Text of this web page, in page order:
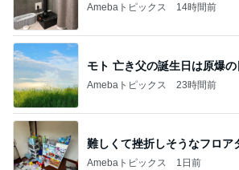
Amebaトピックス 14時間前
モト 亡き父の誕生日は原爆の
Amebaトピックス 23時間前
難しくて挫折しそうなフロア
Amebaトピックス 1日前